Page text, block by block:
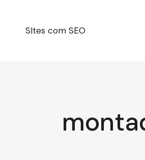
conteúdoSItes com SEO